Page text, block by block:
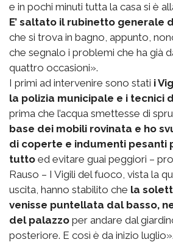
e in pochi minuti tutta la casa si è
E’ saltato il rubinetto generale
che si trova in bagno, appunto,
che segnalo i problemi che ha già
quattro occasioni».
I primi ad intervenire sono stati i
la polizia municipale e i tecnici
prima che l’acqua smettesse di
base dei mobili rovinata e ho
di coperte e indumenti pesanti
tutto ed evitare guai peggiori –
Rauso – I Vigili del fuoco, vista la
uscita, hanno stabilito che la
venisse puntellata dal basso,
del palazzo per andare dal
posteriore. E così è da inizio luglio».